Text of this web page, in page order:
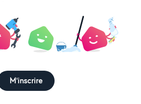
M'inscrire